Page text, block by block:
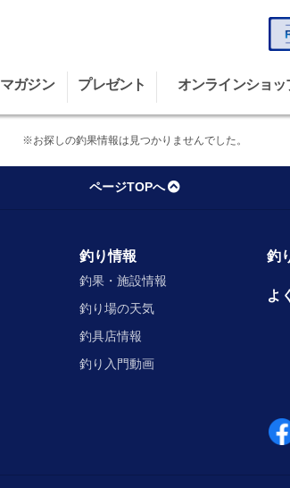
マガジン プレゼント オンラインショッ
※お探しの釣果情報は見つかりませんでした。
ページTOPへ
釣り情報
釣果・施設情報
釣り場の天気
釣具店情報
釣り入門動画
釣
よ